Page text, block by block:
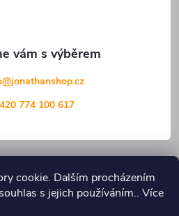
cookie. Dalším procházením
s jejich používáním.. Více
@jonathanshop.cz
774 100 617